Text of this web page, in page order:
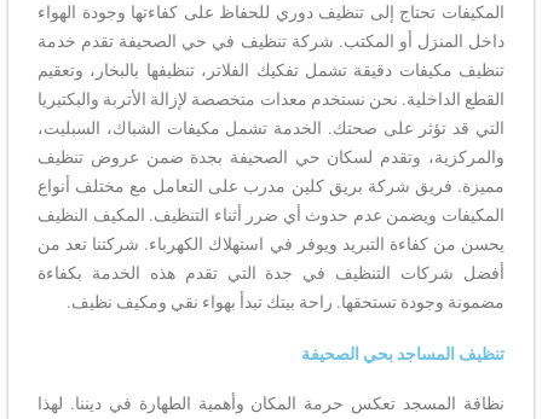
المكيفات تحتاج إلى تنظيف دوري للحفاظ على كفاءتها وجودة الهواء
داخل المنزل أو المكتب. شركة تنظيف في حي الصحيفة تقدم خدمة
تنظيف مكيفات دقيقة تشمل تفكيك الفلاتر، تنظيفها بالبخار، وتعقيم
القطع الداخلية. نحن نستخدم معدات متخصصة لإزالة الأتربة والبكتيريا
التي قد تؤثر على صحتك. الخدمة تشمل مكيفات الشباك، السبليت،
والمركزية، وتقدم لسكان حي الصحيفة بجدة ضمن عروض تنظيف
مميزة. فريق شركة بريق كلين مدرب على التعامل مع مختلف أنواع
المكيفات ويضمن عدم حدوث أي ضرر أثناء التنظيف. المكيف النظيف
يحسن من كفاءة التبريد ويوفر في استهلاك الكهرباء. شركتنا تعد من
أفضل شركات التنظيف في جدة التي تقدم هذه الخدمة بكفاءة
مضمونة وجودة تستحقها. راحة بيتك تبدأ بهواء نقي ومكيف نظيف.
تنظيف المساجد بحي الصحيفة
نظافة المسجد تعكس حرمة المكان وأهمية الطهارة في ديننا. لهذا